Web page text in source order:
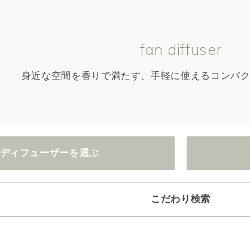
fan diffuser
身近な空間を香りで満たす、手軽に使えるコンパ
ディフューザーを選ぶ
こだわり検索